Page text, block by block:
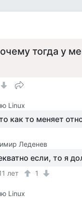
тогда у
Linux
как то меняет
Леденев
если, то я
лет 1
Linux